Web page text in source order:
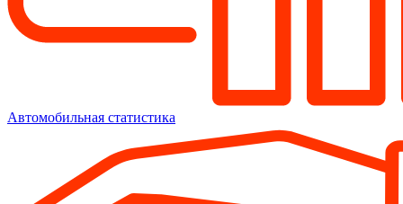
Автомобильная статистика